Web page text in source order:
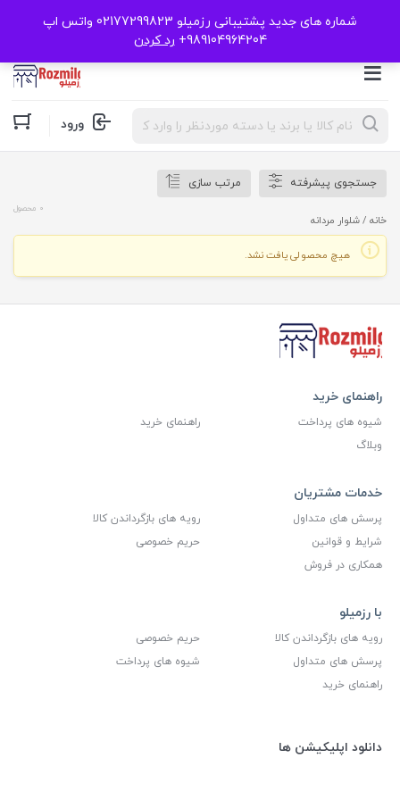
شماره های جدید پشتیبانی رزمیلو 02177299823 واتس اپ
989104964204+
رد کردن
Products
search ورود
جستجوی پیشرفته مرتب سازی
خانه / شلوار مردانه
0 محصول
هیچ محصولی یافت نشد.
راهنمای خرید
شیوه های پرداخت
راهنمای خرید
وبلاگ
خدمات مشتریان
پرسش های متداول
رویه های بازگرداندن کالا
شرایط و قوانین
حریم خصوصی
همکاری در فروش
با رزمیلو
رویه های بازگرداندن کالا
حریم خصوصی
پرسش های متداول
شیوه های پرداخت
راهنمای خرید
دانلود اپلیکیشن ها